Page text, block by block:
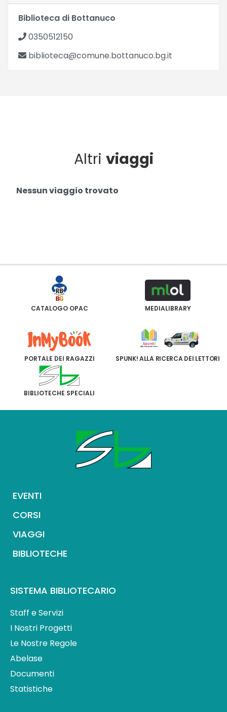
Biblioteca di Bottanuco
0350512150
biblioteca@comune.bottanuco.bg.it
Altri viaggi
Nessun viaggio trovato
CATALOGO OPAC MEDIALIBRARY
PORTALE DEI RAGAZZI SPUNK! ALLA RICERCA DEI LETTORI
BIBLIOTECHE SPECIALI
EVENTI
CORSI
VIAGGI
BIBLIOTECHE
SISTEMA BIBLIOTECARIO
Staff e Servizi
I Nostri Progetti
Le Nostre Regole
Abelase
Documenti
Statistiche